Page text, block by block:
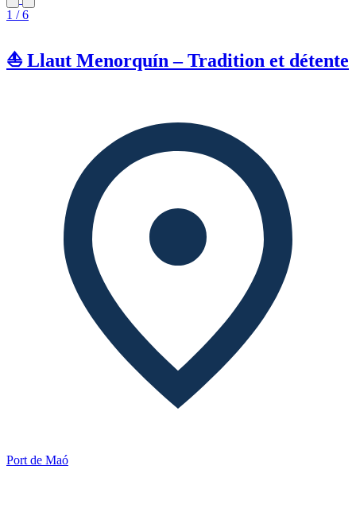
1 / 6
⛵ Llaut Menorquín – Tradition et détente
Port de Maó